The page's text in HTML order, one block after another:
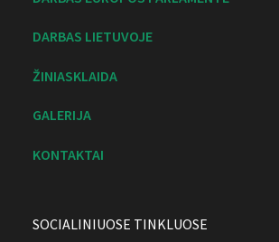
DARBAS LIETUVOJE
ŽINIASKLAIDA
GALERIJA
KONTAKTAI
SOCIALINIUOSE TINKLUOSE